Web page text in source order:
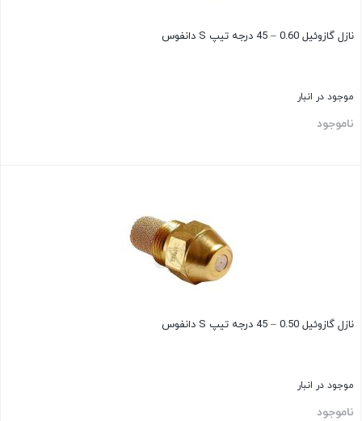
نازل گازوئیل 0.60 – 45 درجه تیپ S دانفوس
موجود در انبار
ناموجود
نازل گازوئیل 0.50 – 45 درجه تیپ S دانفوس
موجود در انبار
ناموجود